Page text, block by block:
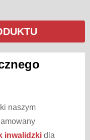
naszym
inwalidzki dla